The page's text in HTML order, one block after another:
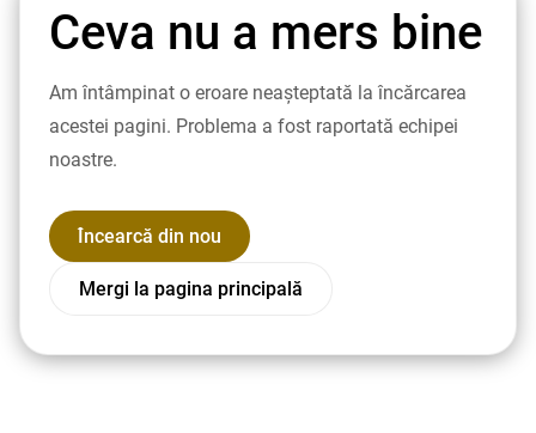
Ceva nu a mers bine
Am întâmpinat o eroare neașteptată la încărcarea
acestei pagini. Problema a fost raportată echipei
noastre.
Încearcă din nou
Mergi la pagina principală